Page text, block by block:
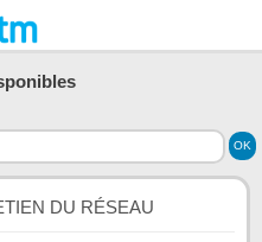
DU RÉSEAU